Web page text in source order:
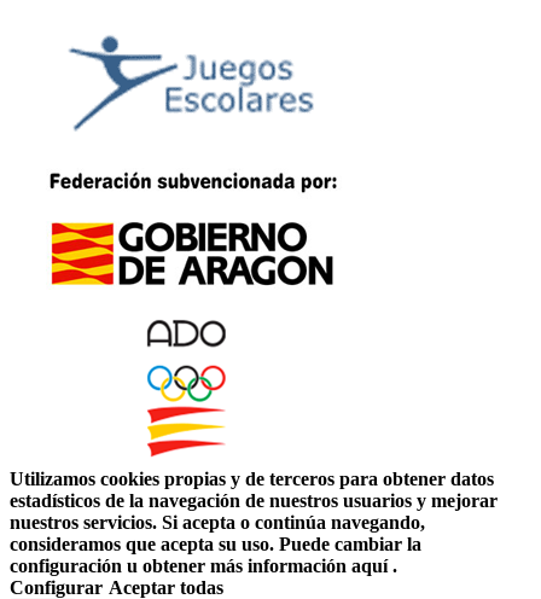
Utilizamos cookies propias y de terceros para obtener datos
estadísticos de la navegación de nuestros usuarios y mejorar
nuestros servicios. Si acepta o continúa navegando,
consideramos que acepta su uso. Puede cambiar la
configuración u obtener más información aquí .
Configurar Aceptar todas